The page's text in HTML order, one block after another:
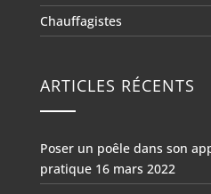
Chauffagistes
ARTICLES RÉCENTS
Poser un poêle dans son
pratique 16 mars 2022